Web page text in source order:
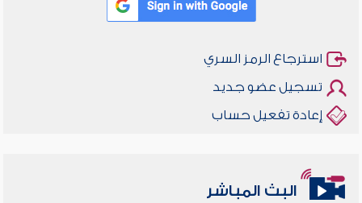
استرجاع الرمز السري
تسجيل عضو جديد
إعادة تفعيل حساب
البث المباشر